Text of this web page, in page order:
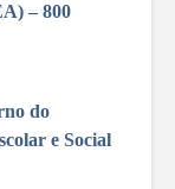
– 800
do
e Social